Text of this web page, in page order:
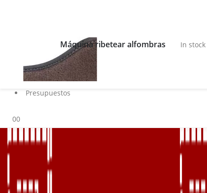
Contacto
Sobre nosotros
Presupuestos
00
Máquina ribetear alfombras In stock